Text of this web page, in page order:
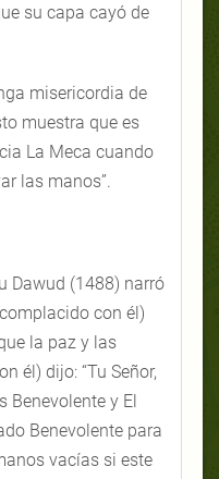
su capa cayó de
misericordia de
muestra que es
La Meca cuando
las manos”.
Dawud (1488) narró
con él)
la paz y las
él) dijo: “Tu Señor,
Benevolente y El
Benevolente para
vacías si este